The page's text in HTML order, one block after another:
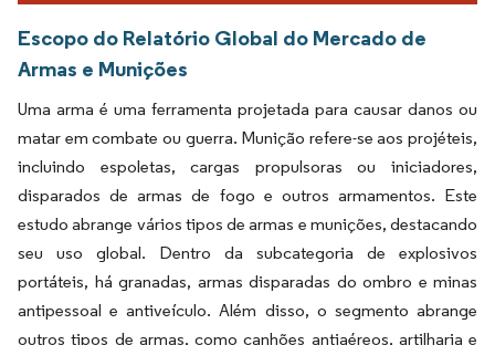
Escopo do Relatório Global do Mercado de
Armas e Munições
Uma arma é uma ferramenta projetada para causar danos ou
matar em combate ou guerra. Munição refere-se aos projéteis,
incluindo espoletas, cargas propulsoras ou iniciadores,
disparados de armas de fogo e outros armamentos. Este
estudo abrange vários tipos de armas e munições, destacando
seu uso global. Dentro da subcategoria de explosivos
portáteis, há granadas, armas disparadas do ombro e minas
antipessoal e antiveículo. Além disso, o segmento abrange
outros tipos de armas, como canhões antiaéreos, artilharia e